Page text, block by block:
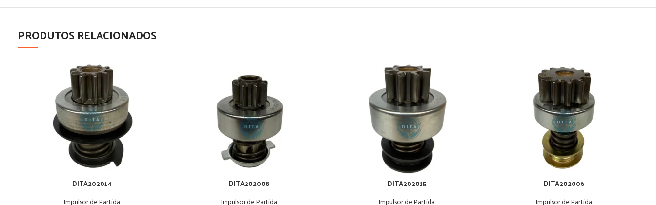
PRODUTOS RELACIONADOS
DITA202014
Impulsor de Partida
DITA202008
Impulsor de Partida
DITA202015
Impulsor de Partida
DITA202006
Impulsor de Partida